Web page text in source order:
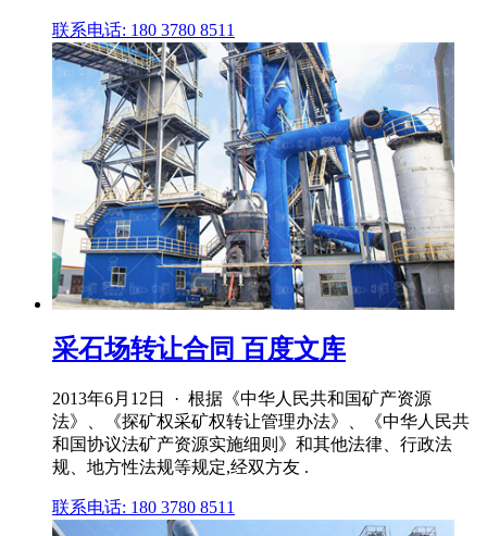
联系电话: 180 3780 8511
采石场转让合同 百度文库
2013年6月12日 · 根据《中华人民共和国矿产资源
法》、《探矿权采矿权转让管理办法》、《中华人民共
和国协议法矿产资源实施细则》和其他法律、行政法
规、地方性法规等规定,经双方友 .
联系电话: 180 3780 8511